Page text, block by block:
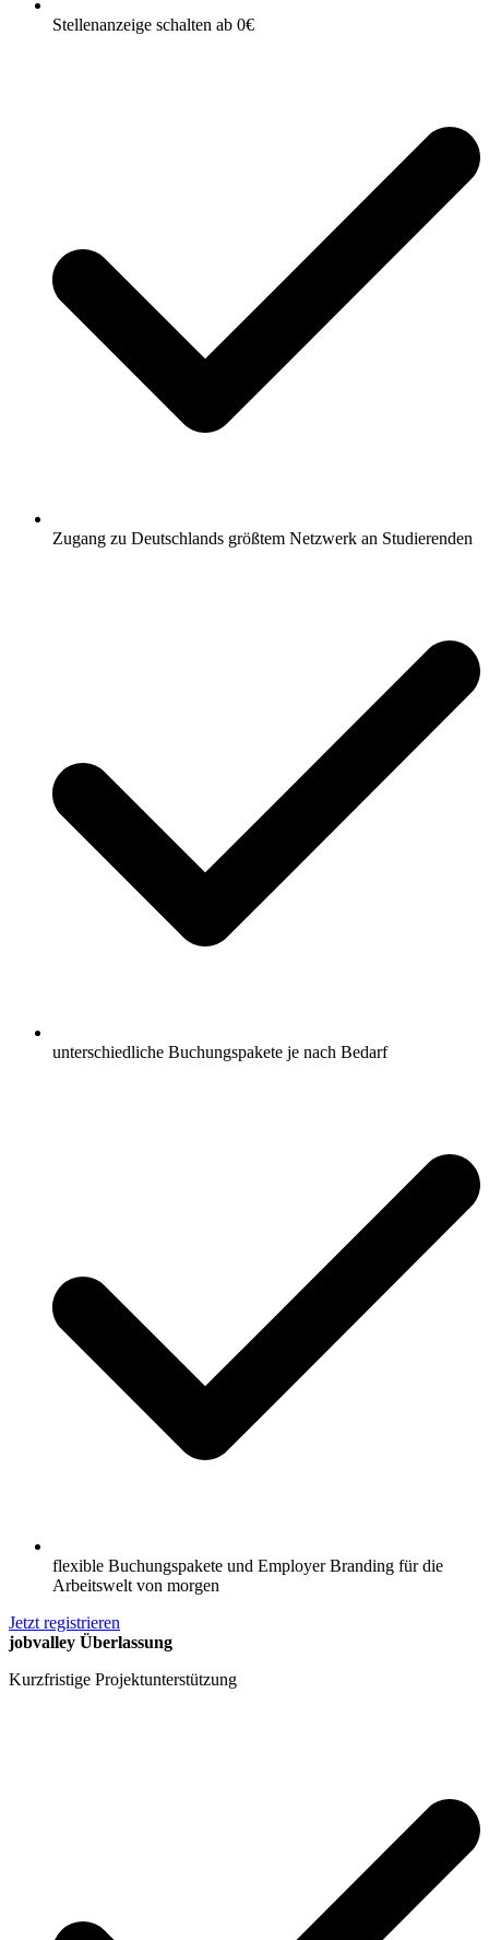
Stellenanzeige schalten ab 0€
Zugang zu Deutschlands größtem Netzwerk an Studierenden
unterschiedliche Buchungspakete je nach Bedarf
flexible Buchungspakete und Employer Branding für die
Arbeitswelt von morgen
Jetzt registrieren
jobvalley Überlassung
Kurzfristige Projektunterstützung